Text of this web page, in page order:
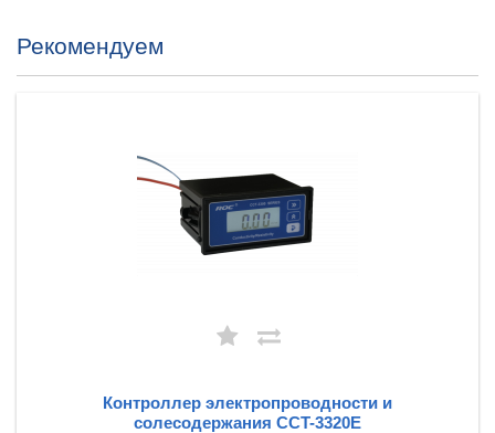
Рекомендуем
Контроллер электропроводности и
солесодержания CCT-3320E